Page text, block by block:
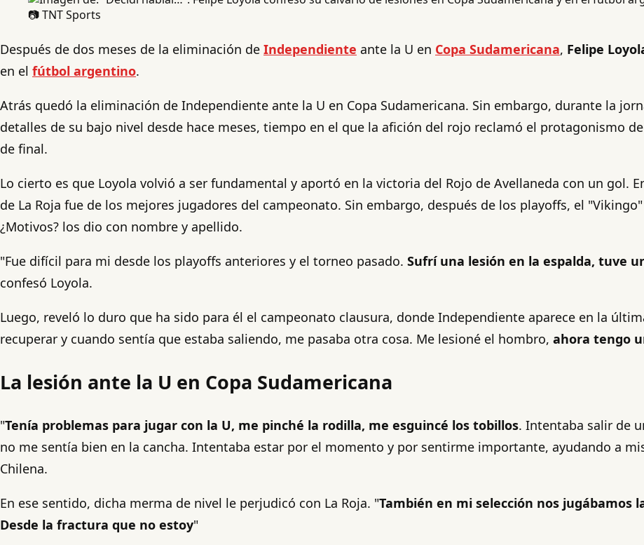
📷 TNT Sports
Después de dos meses de la eliminación de Independiente ante la U en Copa Sudamericana, Felipe
en el fútbol argentino.
Atrás quedó la eliminación de Independiente ante la U en Copa Sudamericana. Sin embargo, durante la
detalles de su bajo nivel desde hace meses, tiempo en el que la afición del rojo reclamó el protagonismo
de final.
Lo cierto es que Loyola volvió a ser fundamental y aportó en la victoria del Rojo de Avellaneda con un gol.
de La Roja fue de los mejores jugadores del campeonato. Sin embargo, después de los playoffs, el
¿Motivos? los dio con nombre y apellido.
"Fue difícil para mi desde los playoffs anteriores y el torneo pasado. Sufrí una lesión en la espalda, tuve
confesó Loyola.
Luego, reveló lo duro que ha sido para él el campeonato clausura, donde Independiente aparece en la
recuperar y cuando sentía que estaba saliendo, me pasaba otra cosa. Me lesioné el hombro, ahora tengo
La lesión ante la U en Copa Sudamericana
"Tenía problemas para jugar con la U, me pinché la rodilla, me esguincé los tobillos. Intentaba salir de
no me sentía bien en la cancha. Intentaba estar por el momento y por sentirme importante, ayudando a
Chilena.
En ese sentido, dicha merma de nivel le perjudicó con La Roja. "También en mi selección nos jugábamos
Desde la fractura que no estoy"